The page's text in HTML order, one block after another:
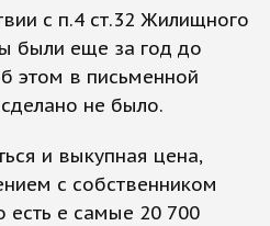
с п.4 ст.32 Жилищного
были еще за год до
этом в письменной
не было.
и выкупная цена,
с собственником
есть е самые 20 700